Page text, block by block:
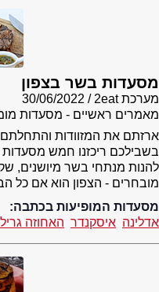
מסעדות בשר בצפון
מערכת 2eat
30/06/2022
מאמרים ראשיים - מסעדות
ארזתם את המזוודות
בשבילכם ריכזנו חמש מסעדות
להנות מנתחי בשר מיושנים,
מובחרים - הצפון הוא אם כל
מסעדות המופיעות בכתבה:
אדלינה איסקנדר האחוזה